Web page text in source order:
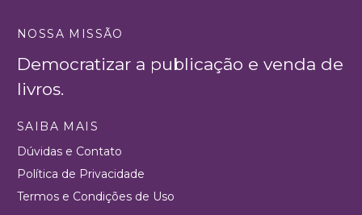
NOSSA MISSÃO
Democratizar a publicação e venda de
livros.
SAIBA MAIS
Dúvidas e Contato
Política de Privacidade
Termos e Condições de Uso